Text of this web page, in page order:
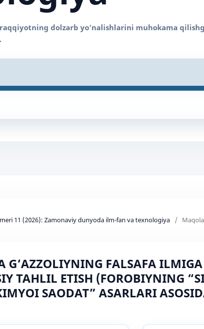
11 (2026): Zamonaviy dunyoda ilm-fan va texnologiya /
G‘AZZOLIYNING FALSAFA
TAHLIL ETISH (FOROBIYNING
SAODAT” ASARLARI